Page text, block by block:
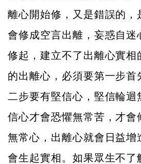
離心開始修，又是錯誤的，
會修成空言出離，妄惑自迷
修起，建立不了出離心實相
的出離心，必須要第一步首
二步要有堅信心，堅信輪迴
信心才會恐懼無常苦，才會
無常心，出離心就會日益增
會生起實相。如果眾生不了